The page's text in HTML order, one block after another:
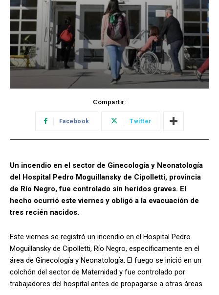
Compartir:
Facebook Twitter
Un incendio en el sector de Ginecología y Neonatología
del Hospital Pedro Moguillansky de Cipolletti, provincia
de Río Negro, fue controlado sin heridos graves. El
hecho ocurrió este viernes y obligó a la evacuación de
tres recién nacidos.
Este viernes se registró un incendio en el Hospital Pedro
Moguillansky de Cipolletti, Río Negro, específicamente en el
área de Ginecología y Neonatología. El fuego se inició en un
colchón del sector de Maternidad y fue controlado por
trabajadores del hospital antes de propagarse a otras áreas.